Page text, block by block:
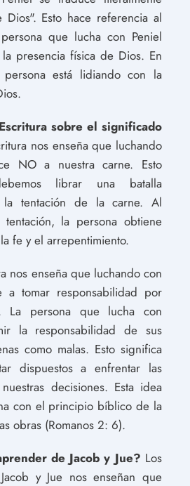
Esto hace referencia al
que lucha con Peniel
presencia física de Dios. En
está lidiando con la
sobre el significado
nos enseña que luchando
NO a nuestra carne. Esto
librar una batalla
la tentación de la carne. Al
la persona obtiene
fe y el arrepentimiento.
nos enseña que luchando con
a tomar responsabilidad por
La persona que lucha con
la responsabilidad de sus
como malas. Esto significa
dispuestos a enfrentar las
decisiones. Esta idea
con el principio bíblico de la
obras (Romanos 2: 6).
de Jacob y Jue? Los
y Jue nos enseñan que